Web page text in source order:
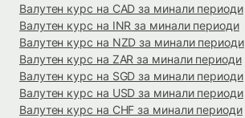
Валутен курс на CAD за минали периоди
Валутен курс на INR за минали периоди
Валутен курс на NZD за минали периоди
Валутен курс на ZAR за минали периоди
Валутен курс на SGD за минали периоди
Валутен курс на USD за минали периоди
Валутен курс на CHF за минали периоди